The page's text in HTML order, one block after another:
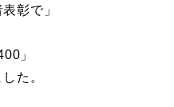
彰で」
」
た。